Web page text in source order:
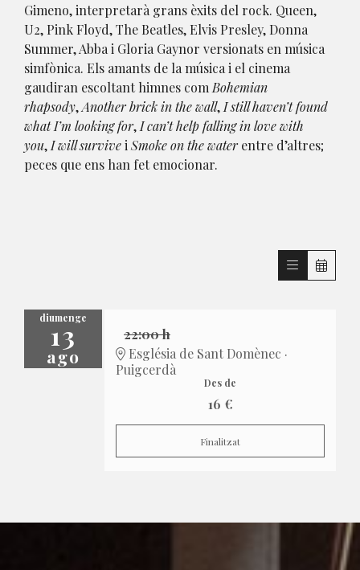
Gimeno, interpretarà grans èxits del rock. Queen,
U2, Pink Floyd, The Beatles, Elvis Presley, Donna
Summer, Abba i Gloria Gaynor versionats en música
simfònica. Els amants de la música i el cinema
gaudiran escoltant himnes com Bohemian
rhapsody,Another brick in the wall, I still haven’t found
what I’m looking for, I can’t help falling in love with
you, I will survivei Smoke on the water entre d’altres;
peces que ens han fet emocionar.
diumenge
13
ago
22:00 h
Església de Sant Domènec ·
Puigcerdà
Des de
16 €
Finalitzat